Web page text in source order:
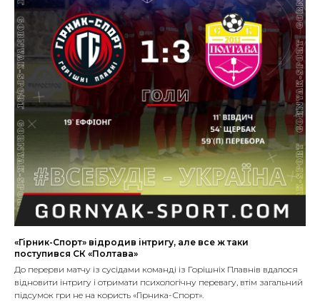
«Гірник-Спорт» відродив інтригу, але все ж таки
поступився СК «Полтава»
До перерви матчу із сусідами команді із Горішніх Плавнів вдалося
відновити інтригу і отримати психологічну перевагу, втім загальний
підсумок гри не на користь «Гірника-Спорт».